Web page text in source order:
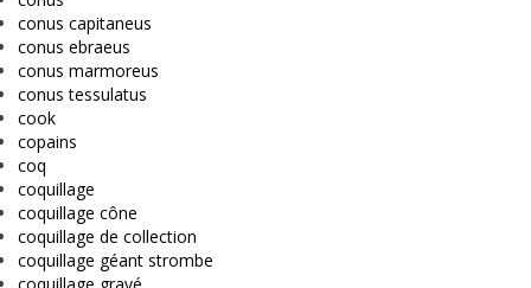
conus capitaneus
conus ebraeus
conus marmoreus
conus tessulatus
cook
copains
coq
coquillage
coquillage cône
coquillage de collection
coquillage géant strombe
coquillage gravé